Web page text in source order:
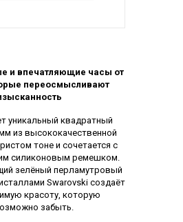
и впечатляющие часы от
переосмысливают
уникальный квадратный
из высококачественной
тоне и сочетается с
силиконовым ремешком.
зелёный перламутровый
Swarovski создаёт
красоту, которую
забыть.